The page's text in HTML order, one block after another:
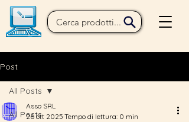
Post
All Posts
All Posts
Asso SRL
26 ott 2025 Tempo di lettura: 0 min